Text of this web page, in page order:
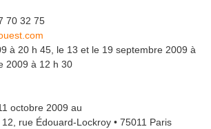
70 32 75
à 20 h 45, le 13 et le 19 septembre 2009 à
2009 à 12 h 30
octobre 2009 au
rue Édouard-Lockroy • 75011 Paris